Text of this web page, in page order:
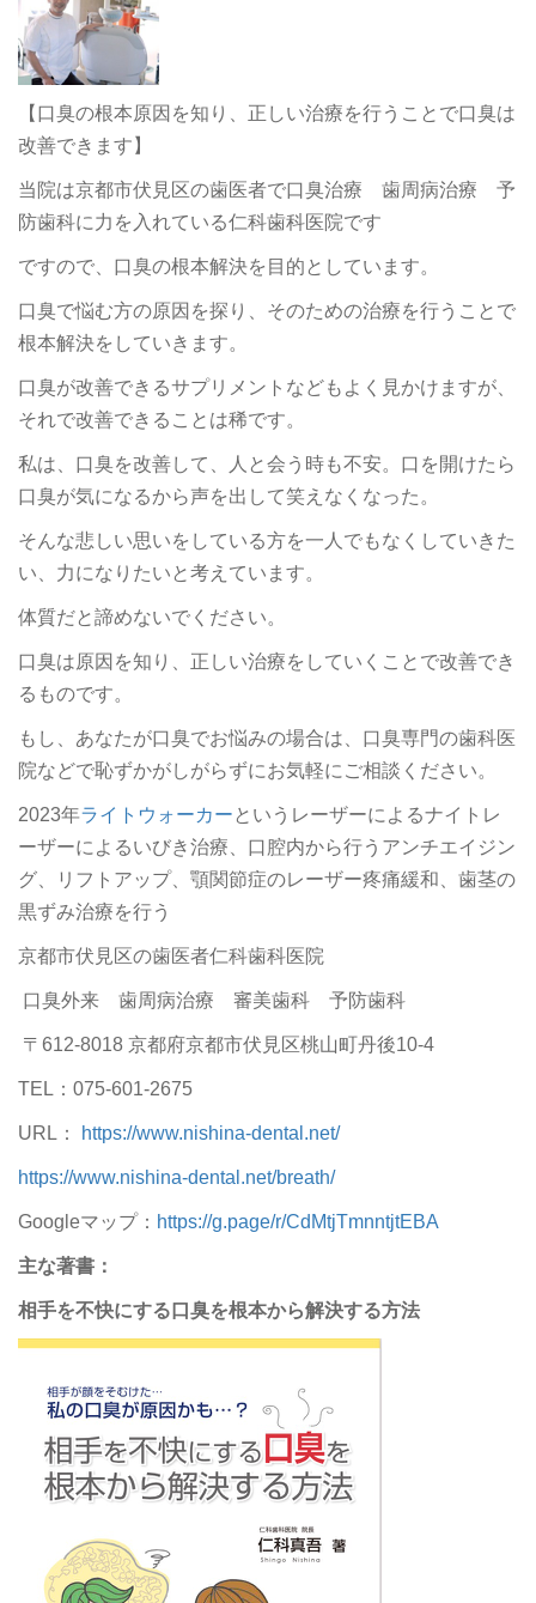
【口臭の根本原因を知り、正しい治療を行うことで口臭は
改善できます】
当院は京都市伏見区の歯医者で口臭治療 歯周病治療 予
防歯科に力を入れている仁科歯科医院です
ですので、口臭の根本解決を目的としています。
口臭で悩む方の原因を探り、そのための治療を行うことで
根本解決をしていきます。
口臭が改善できるサプリメントなどもよく見かけますが、
それで改善できることは稀です。
私は、口臭を改善して、人と会う時も不安。口を開けたら
口臭が気になるから声を出して笑えなくなった。
そんな悲しい思いをしている方を一人でもなくしていきた
い、力になりたいと考えています。
体質だと諦めないでください。
口臭は原因を知り、正しい治療をしていくことで改善でき
るものです。
もし、あなたが口臭でお悩みの場合は、口臭専門の歯科医
院などで恥ずかがしがらずにお気軽にご相談ください。
2023年ライトウォーカー というレーザーによるナイトレ
ーザーによるいびき治療、口腔内から行うアンチエイジン
グ、リフトアップ、顎関節症のレーザー疼痛緩和、歯茎の
黒ずみ治療を行う
京都市伏見区の歯医者仁科歯科医院
口臭外来 歯周病治療 審美歯科 予防歯科
〒612-8018 京都府京都市伏見区桃山町丹後10-4
TEL：075-601-2675
URL： https://www.nishina-dental.net/
https://www.nishina-dental.net/breath/
Googleマップ： https://g.page/r/CdMtjTmnntjtEBA
主な著書：
相手を不快にする口臭を根本から解決する方法